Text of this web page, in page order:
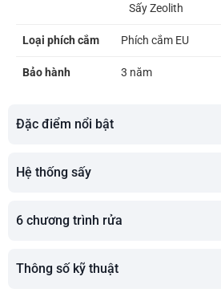
Sấy Zeolith
Loại phích cắm Phích cắm EU
Bảo hành 3 năm
Đặc điểm nổi bật
Hệ thống sấy
6 chương trình rửa
Thông số kỹ thuật